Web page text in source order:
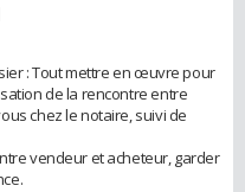
: Tout mettre en œuvre pour
de la rencontre entre
chez le notaire, suivi de
vendeur et acheteur, garder